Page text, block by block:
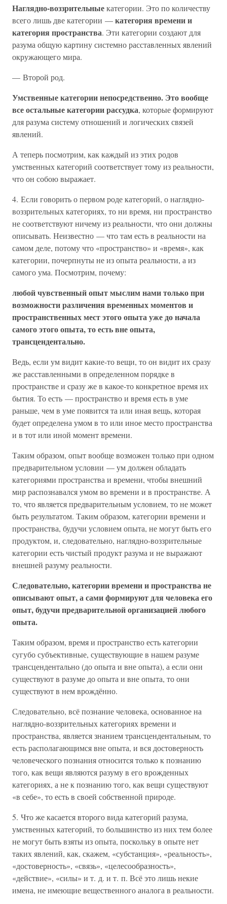
Наглядно-воззрительныекатегории. Это по количеству
всего лишь две категории —категория времени и
категория пространства. Эти категории создают для
разума общую картину системно расставленных явлений
окружающего мира.
— Второй род.
Умственные категории непосредственно. Это вообще
все остальные категории рассудка, которые формируют
для разума систему отношений и логических связей
явлений.
А теперь посмотрим, как каждый из этих родов
умственных категорий соответствует тому из реальности,
что он собою выражает.
4. Если говорить о первом роде категорий, о наглядно-
воззрительных категориях, то ни время, ни пространство
не соответствуют ничему из реальности, что они должны
описывать. Неизвестно — что там есть в реальности на
самом деле, потому что «пространство» и «время», как
категории, почерпнуты не из опыта реальности, а из
самого ума. Посмотрим, почему:
любой чувственный опыт мыслим нами только при
возможности различения временных моментов и
пространственных мест этого опыта уже до начала
самого этого опыта, то есть вне опыта,
трансцендентально.
Ведь, если ум видит какие-то вещи, то он видит их сразу
же расставленными в определенном порядке в
пространстве и сразу же в какое-то конкретное время их
бытия. То есть — пространство и время есть в уме
раньше, чем в уме появится та или иная вещь, которая
будет определена умом в то или иное место пространства
и в тот или иной момент времени.
Таким образом, опыт вообще возможен только при одном
предварительном условии — ум должен обладать
категориями пространства и времени, чтобы внешний
мир распознавался умом во времени и в пространстве. А
то, что является предварительным условием, то не может
быть результатом. Таким образом, категории времени и
пространства, будучи условием опыта, не могут быть его
продуктом, и, следовательно, наглядно-воззрительные
категории есть чистый продукт разума и не выражают
внешней разуму реальности.
Следовательно, категории времени и пространства не
описывают опыт, а сами формируют для человека его
опыт, будучи предварительной организацией любого
опыта.
Таким образом, время и пространство есть категории
сугубо субъективные, существующие в нашем разуме
трансцендентально (до опыта и вне опыта), а если они
существуют в разуме до опыта и вне опыта, то они
существуют в нем врождённо.
Следовательно, всё познание человека, основанное на
наглядно-воззрительных категориях времени и
пространства, является знанием трансцендентальным, то
есть располагающимся вне опыта, и вся достоверность
человеческого познания относится только к познанию
того, как вещи являются разуму в его врожденных
категориях, а не к познанию того, как вещи существуют
«в себе», то есть в своей собственной природе.
5. Что же касается второго вида категорий разума,
умственных категорий, то большинство из них тем более
не могут быть взяты из опыта, поскольку в опыте нет
таких явлений, как, скажем, «субстанция», «реальность»,
«достоверность», «связь», «целесообразность»,
«действие», «силы» и т. д. и т. п. Всё это лишь некие
имена, не имеющие вещественного аналога в реальности.